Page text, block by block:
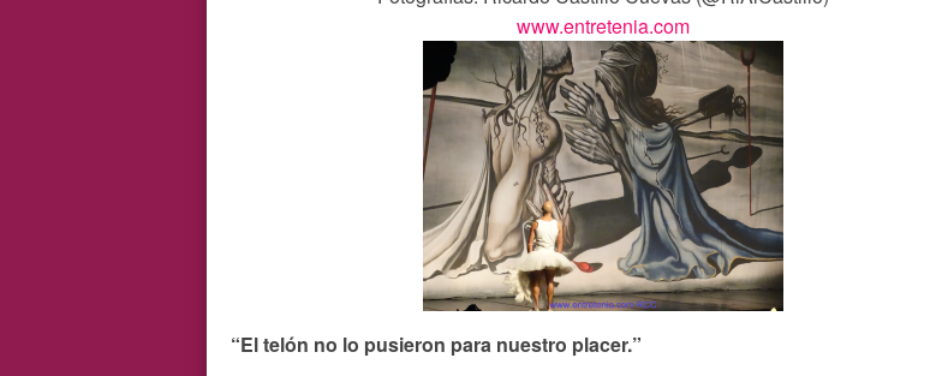
www.entretenia.com
“El telón no lo pusieron para nuestro placer.”